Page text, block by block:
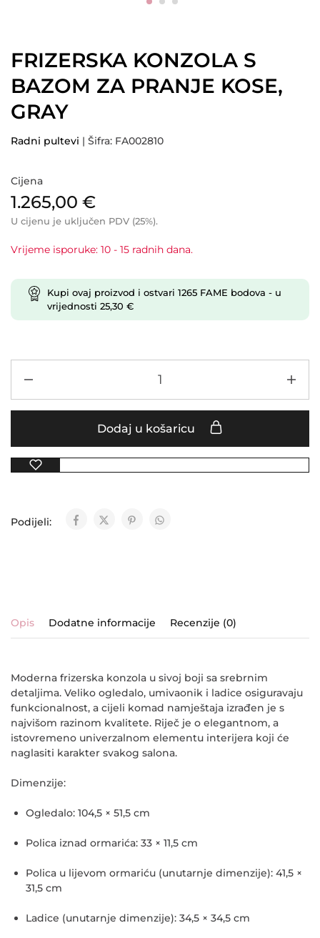
FRIZERSKA KONZOLA S
BAZOM ZA PRANJE KOSE,
GRAY
Radni pultevi | Šifra: FA002810
Cijena
1.265,00 €
U cijenu je uključen PDV (25%).
Vrijeme isporuke: 10 - 15 radnih dana.
Kupi ovaj proizvod i ostvari 1265 FAME bodova - u
vrijednosti 25,30 €
Dodaj u košaricu
Podijeli:
Opis Dodatne informacije Recenzije (0)
Moderna frizerska konzola u sivoj boji sa srebrnim
detaljima. Veliko ogledalo, umivaonik i ladice osiguravaju
funkcionalnost, a cijeli komad namještaja izrađen je s
najvišom razinom kvalitete. Riječ je o elegantnom, a
istovremeno univerzalnom elementu interijera koji će
naglasiti karakter svakog salona.
Dimenzije:
Ogledalo: 104,5 × 51,5 cm
Polica iznad ormarića: 33 × 11,5 cm
Polica u lijevom ormariću (unutarnje dimenzije): 41,5 ×
31,5 cm
Ladice (unutarnje dimenzije): 34,5 × 34,5 cm